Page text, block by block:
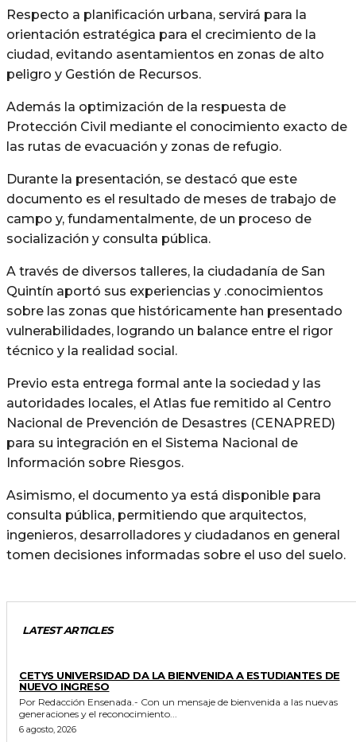
Respecto a planificación urbana, servirá para la
orientación estratégica para el crecimiento de la
ciudad, evitando asentamientos en zonas de alto
peligro y Gestión de Recursos.
Además la optimización de la respuesta de
Protección Civil mediante el conocimiento exacto de
las rutas de evacuación y zonas de refugio.
Durante la presentación, se destacó que este
documento es el resultado de meses de trabajo de
campo y, fundamentalmente, de un proceso de
socialización y consulta pública.
A través de diversos talleres, la ciudadanía de San
Quintín aportó sus experiencias y .conocimientos
sobre las zonas que históricamente han presentado
vulnerabilidades, logrando un balance entre el rigor
técnico y la realidad social.
Previo esta entrega formal ante la sociedad y las
autoridades locales, el Atlas fue remitido al Centro
Nacional de Prevención de Desastres (CENAPRED)
para su integración en el Sistema Nacional de
Información sobre Riesgos.
Asimismo, el documento ya está disponible para
consulta pública, permitiendo que arquitectos,
ingenieros, desarrolladores y ciudadanos en general
tomen decisiones informadas sobre el uso del suelo.
LATEST ARTICLES
CETYS UNIVERSIDAD DA LA BIENVENIDA A ESTUDIANTES DE
NUEVO INGRESO
Por Redacción Ensenada.- Con un mensaje de bienvenida a las nuevas
generaciones y el reconocimiento...
6 agosto, 2026